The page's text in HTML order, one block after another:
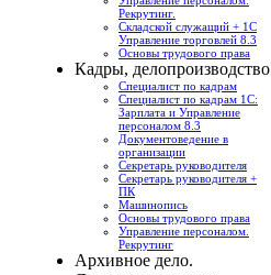
Рекрутинг.
Складской служащий + 1С
Управление торговлей 8.3
Основы трудового права
Кадры, делопроизводство
Специалист по кадрам
Специалист по кадрам 1С:
Зарплата и Управление
персоналом 8.3
Документоведение в
организации
Секретарь руководителя
Секретарь руководителя +
ПК
Машинопись
Основы трудового права
Управление персоналом.
Рекрутинг
Архивное дело.